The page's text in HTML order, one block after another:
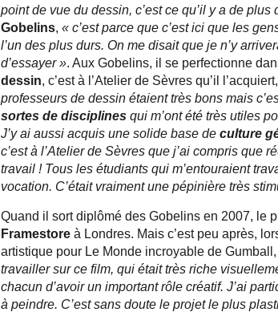
point de vue du dessin, c’est ce qu’il y a de plus
Gobelins, « c’est parce que c’est ici que les
l’un des plus durs. On me disait que je n’y
d’essayer ». Aux Gobelins, il se perfectionne
dessin, c’est à l’Atelier de Sèvres qu’il
professeurs de dessin étaient très bons mais
sortes de disciplinesqui m’ont été très utiles
J’y ai aussi acquis une solide base de culture
c’est à l’Atelier de Sèvres que j’ai compris que
travail ! Tous les étudiants qui m’entouraient
vocation. C’était vraiment une pépinière très
Quand il sort diplômé des Gobelins en 2007, le
Framestoreà Londres. Mais c’est peu après,
artistique pour Le Monde incroyable de
travailler sur ce film, qui était très riche
chacun d’avoir un important rôle créatif. J’ai
à peindre. C’est sans doute le projet le plus